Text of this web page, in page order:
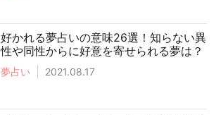
好かれる夢占いの意味26選！知らない異
性や同性からに好意を寄せられる夢は？
夢占い 2021.08.17